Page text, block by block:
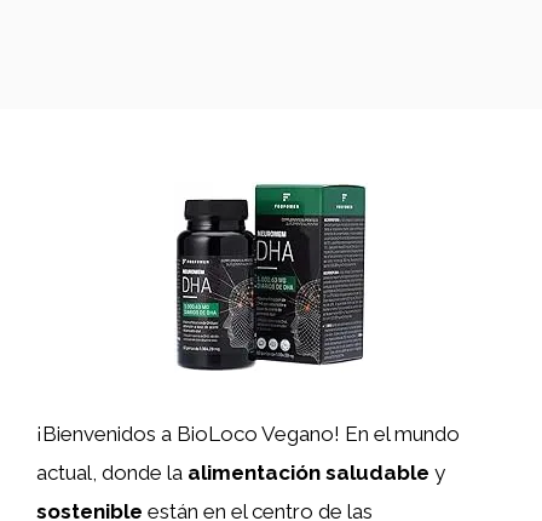
¡Bienvenidos a BioLoco Vegano! En el mundo
actual, donde la alimentación saludable y
sostenible están en el centro de las